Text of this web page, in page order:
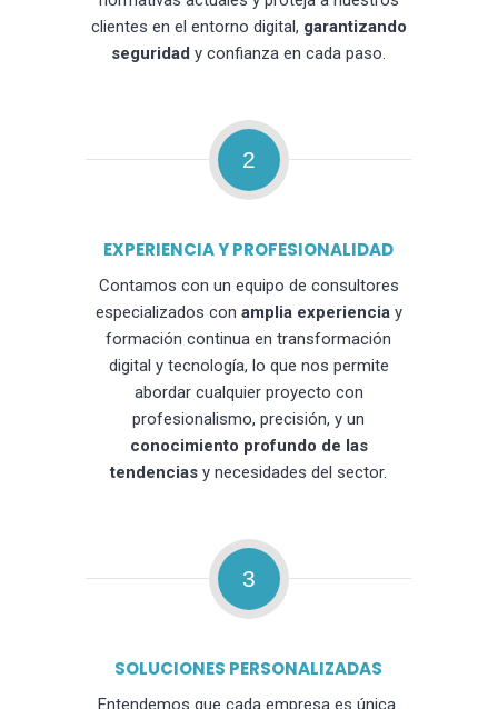
clientes en el entorno digital, garantizando
seguridad y confianza en cada paso.
2
EXPERIENCIA Y PROFESIONALIDAD
Contamos con un equipo de consultores
especializados con amplia experienciay
formación continua en transformación
digital y tecnología, lo que nos permite
abordar cualquier proyecto con
profesionalismo, precisión, y un
conocimiento profundo de las
tendencias y necesidades del sector.
3
SOLUCIONES PERSONALIZADAS
Entendemos que cada empresa es única.